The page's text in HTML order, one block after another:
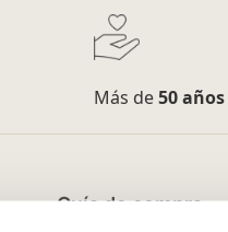
Más de50 años
Guía de compra